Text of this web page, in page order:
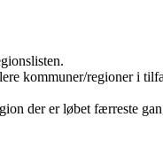
kommuner/regioner i
der er løbet færreste